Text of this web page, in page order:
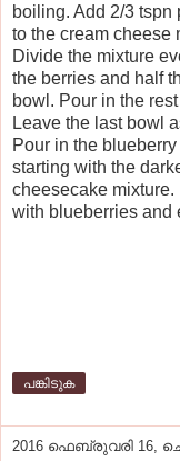
boiling. Add 2/3
to the cream cheese
Divide the mixture
the berries and half
bowl. Pour in the
Leave the last bowl
Pour in the
starting with the
cheesecake
with blueberries and
പങ്കിടുക
2016 ഫെബ്രുവരി 16,